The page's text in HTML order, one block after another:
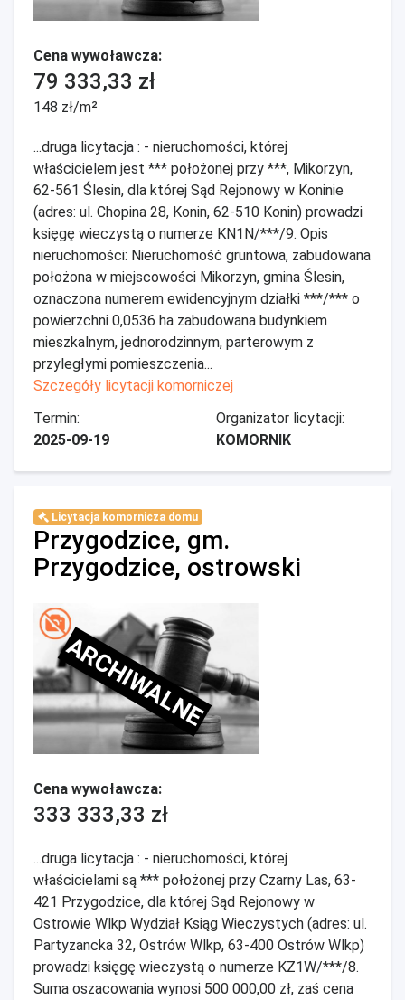
Cena wywoławcza:
79 333,33 zł
148 zł/m²
...druga licytacja : - nieruchomości, której
właścicielem jest *** położonej przy ***, Mikorzyn,
62-561 Ślesin, dla której Sąd Rejonowy w Koninie
(adres: ul. Chopina 28, Konin, 62-510 Konin) prowadzi
księgę wieczystą o numerze KN1N/***/9. Opis
nieruchomości: Nieruchomość gruntowa, zabudowana
położona w miejscowości Mikorzyn, gmina Ślesin,
oznaczona numerem ewidencyjnym działki ***/*** o
powierzchni 0,0536 ha zabudowana budynkiem
mieszkalnym, jednorodzinnym, parterowym z
przyległymi pomieszczenia...
Szczegóły licytacji komorniczej
Termin:
2025-09-19
Organizator licytacji:
KOMORNIK
Licytacja komornicza domu
Przygodzice, gm.
Przygodzice, ostrowski
ARCHIWALNE
Cena wywoławcza:
333 333,33 zł
...druga licytacja : - nieruchomości, której
właścicielami są *** położonej przy Czarny Las, 63-
421 Przygodzice, dla której Sąd Rejonowy w
Ostrowie Wlkp Wydział Ksiąg Wieczystych (adres: ul.
Partyzancka 32, Ostrów Wlkp, 63-400 Ostrów Wlkp)
prowadzi księgę wieczystą o numerze KZ1W/***/8.
Suma oszacowania wynosi 500 000,00 zł, zaś cena